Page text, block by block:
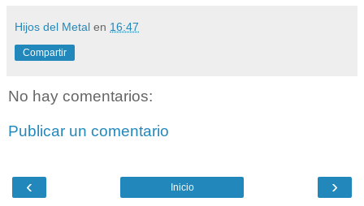
Hijos del Metal en 16:47
Compartir
No hay comentarios:
Publicar un comentario
‹ ›
Inicio